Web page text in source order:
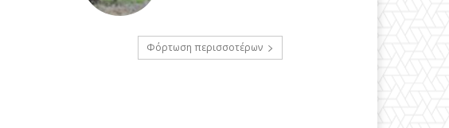
Φόρτωση περισσοτέρων